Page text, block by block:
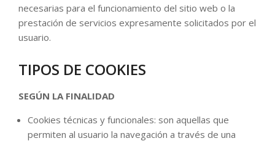
necesarias para el funcionamiento del sitio web o la
prestación de servicios expresamente solicitados por el
usuario.
TIPOS DE COOKIES
SEGÚN LA FINALIDAD
Cookies técnicas y funcionales: son aquellas que
permiten al usuario la navegación a través de una